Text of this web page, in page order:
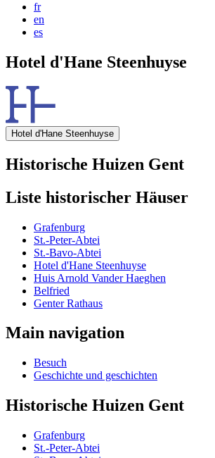
fr
en
es
Hotel d'Hane Steenhuyse
Hotel d'Hane Steenhuyse
Historische Huizen Gent
Liste historischer Häuser
Grafenburg
St.-Peter-Abtei
St.-Bavo-Abtei
Hotel d'Hane Steenhuyse
Huis Arnold Vander Haeghen
Belfried
Genter Rathaus
Main navigation
Besuch
Geschichte und geschichten
Historische Huizen Gent
Grafenburg
St.-Peter-Abtei